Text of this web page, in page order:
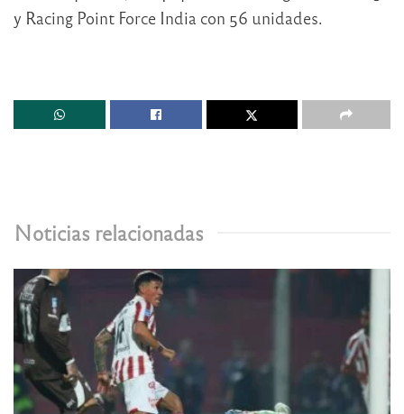
y Racing Point Force India con 56 unidades.
Noticias relacionadas